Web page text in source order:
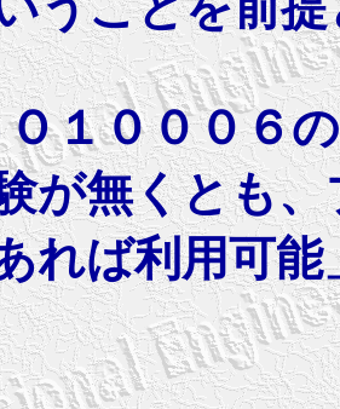
１０００６
が無くとも
れば利用可